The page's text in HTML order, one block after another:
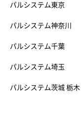
パルシステム東京
パルシステム神奈川
パルシステム千葉
パルシステム埼玉
パルシステム茨城 栃木